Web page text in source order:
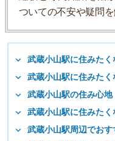
ついての不安や疑問を
武蔵小山駅に住みた
武蔵小山駅に住みた
武蔵小山駅の住み心地
武蔵小山駅に住みた
武蔵小山駅周辺でおす